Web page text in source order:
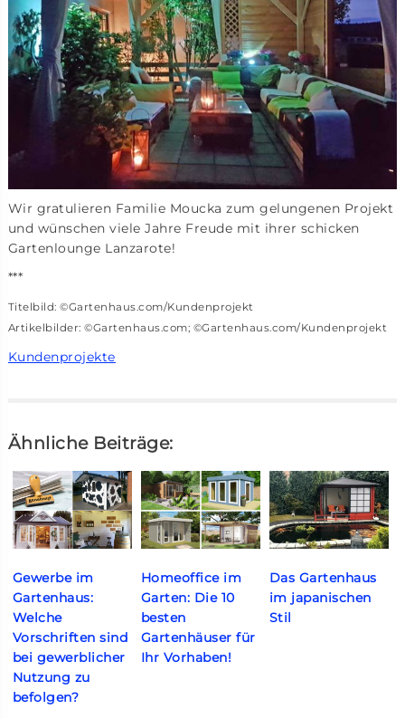
Wir gratulieren Familie Moucka zum gelungenen Projekt
und wünschen viele Jahre Freude mit ihrer schicken
Gartenlounge Lanzarote!
***
Titelbild: ©Gartenhaus.com/Kundenprojekt
Artikelbilder: ©Gartenhaus.com; ©Gartenhaus.com/Kundenprojekt
Kundenprojekte
Ähnliche Beiträge:
Gewerbe im
Gartenhaus:
Welche
Vorschriften sind
bei gewerblicher
Nutzung zu
befolgen?
Homeoffice im
Garten: Die 10
besten
Gartenhäuser für
Ihr Vorhaben!
Das Gartenhaus
im japanischen
Stil